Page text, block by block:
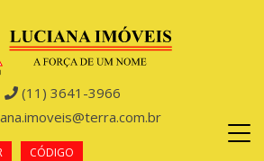
(11) 3641-3966
CÓDIGO